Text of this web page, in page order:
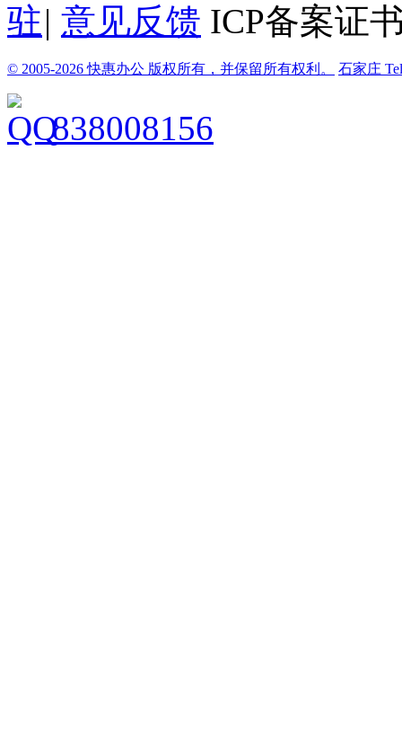
驻| 意见反馈 ICP备案证
© 2005-2026 快惠办公 版权所有，并保留所有权利。 石家庄
838008156